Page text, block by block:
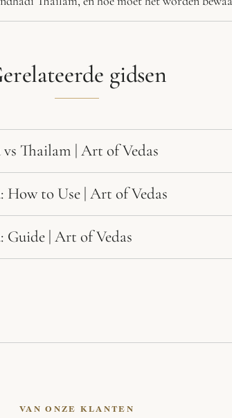
gidsen
Thailam | Art of Vedas
How to Use | Art of Vedas
Guide | Art of Vedas
VAN ONZE KLANTEN